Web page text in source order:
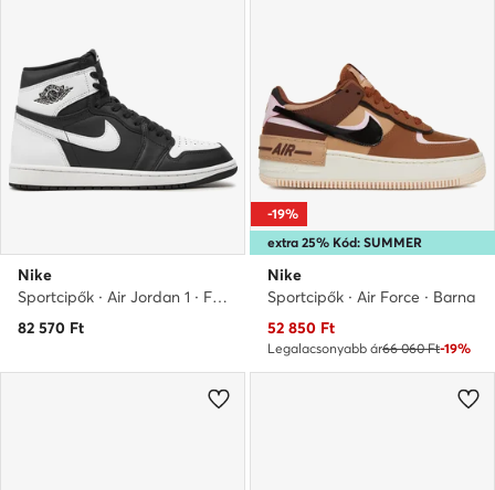
Nike
Sportcipők · Air Jordan 1 · Fekete
82 570 Ft
extra 25% Kód: SUMMER
-19%
Nike
Sportcipők · Air Force · Barna
Aktuális ár
52 850 Ft
Legalacsonyabb ár66 060 Ft-19%